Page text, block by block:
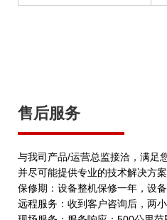
售后服务
与我司产品/运营总监接洽，满足
并尽可能提供专业的技术解决方案
保修期：设备整机保修一年，设备
远程服务：收到客户咨询后，两